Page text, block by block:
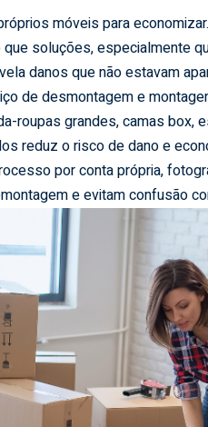
móveis para
soluções, especialmente
danos que não estavam
de desmontagem e
roupas grandes, camas
reduz o risco de dano e
por conta própria,
e evitam confusão